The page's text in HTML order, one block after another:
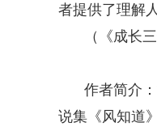
者提供了理解
（《成长
作者简介：
说集《风知道》